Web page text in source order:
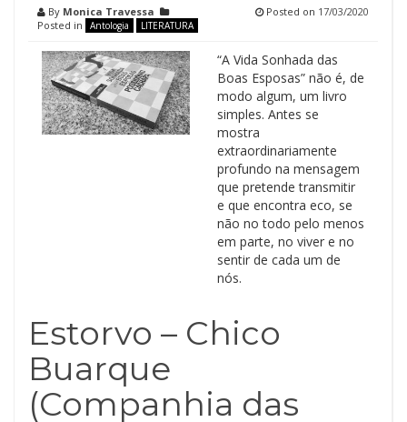
By Monica Travessa
Posted in
Antologia LITERATURA
Posted on 17/03/2020
“A Vida Sonhada das
Boas Esposas” não é, de
modo algum, um livro
simples. Antes se
mostra
extraordinariamente
profundo na mensagem
que pretende transmitir
e que encontra eco, se
não no todo pelo menos
em parte, no viver e no
sentir de cada um de
nós.
Estorvo – Chico
Buarque
(Companhia das